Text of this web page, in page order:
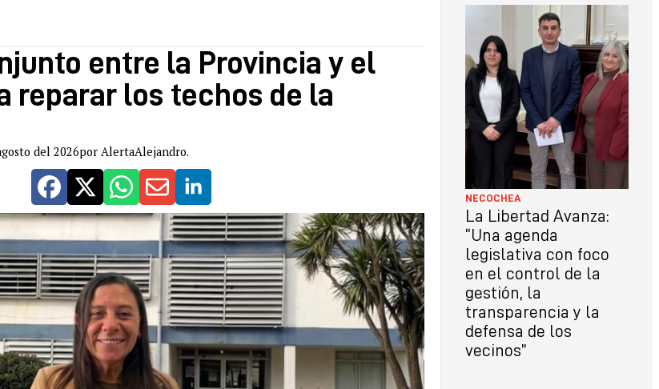
NECOCHEA
La Libertad Avanza:
“Una agenda
legislativa con foco
en el control de la
gestión, la
transparencia y la
defensa de los
vecinos”
entre la Provincia y el
reparar los techos de la
del 2026por AlertaAlejandro.